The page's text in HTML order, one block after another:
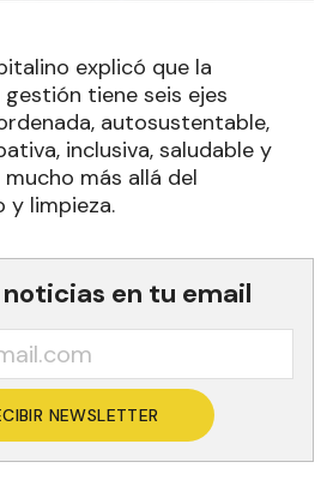
explicó que la
tiene seis ejes
autosustentable,
inclusiva, saludable y
más allá del
y limpieza.
noticias en tu email
NEWSLETTER